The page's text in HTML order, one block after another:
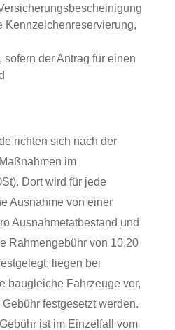
Kennzeichenreservierung,
sofern der Antrag für einen
richten sich nach der
im
Dort wird für jede
Ausnahme von einer
Ausnahmetatbestand und
Rahmengebühr von 10,20
liegen bei
baugleiche Fahrzeuge vor,
festgesetzt werden.
ist im Einzelfall vom